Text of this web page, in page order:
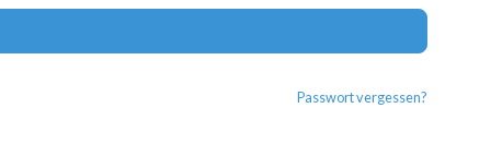
Passwort vergessen?